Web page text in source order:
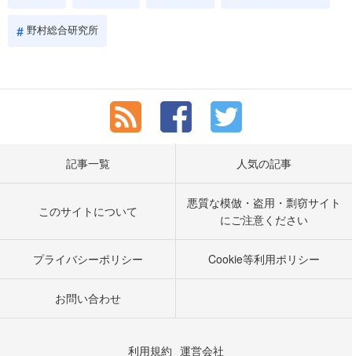
野村総合研究所
記事一覧 人気の記事
このサイトについて
悪質な模倣・盗用・剽窃サイト
にご注意ください
プライバシーポリシー Cookie等利用ポリシー
お問い合わせ
利用規約 運営会社